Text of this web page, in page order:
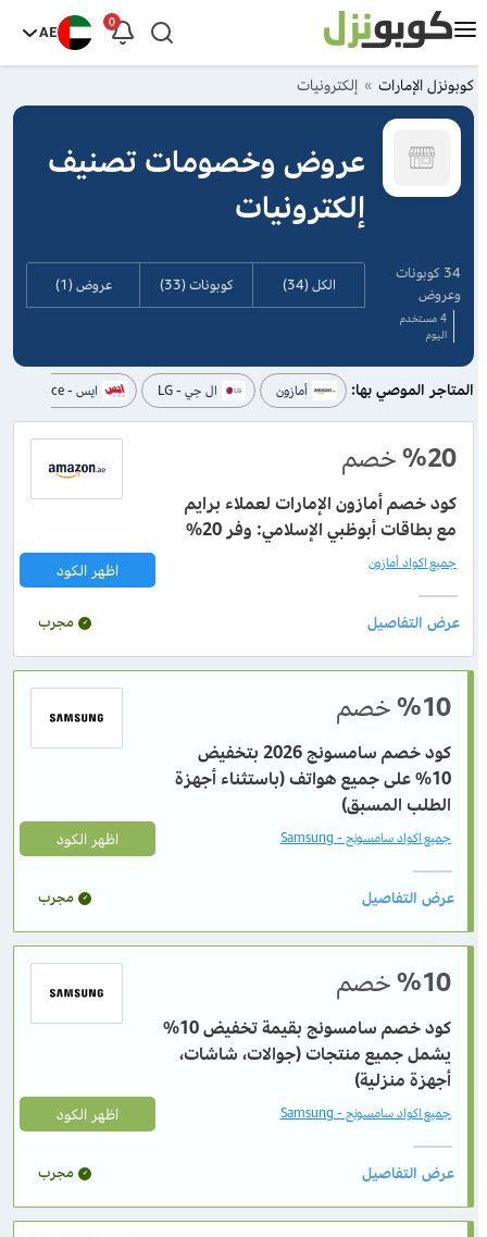
0
AE
كوبونزل الإمارات إلكترونيات
عروض وخصومات تصنيف
إلكترونيات
34 كوبونات
وعروض
4 مستخدم
اليوم
الكل (34) كوبونات (33) عروض (1)
المتاجر الموصي بها: أمازون ال جي - LG ايس - Ace
%20خصم
كود خصم أمازون الإمارات لعملاء برايم
مع بطاقات أبوظبي الإسلامي: وفر 20%
اظهر الكود جميع اكواد أمازون
مجرب
%10خصم
كود خصم سامسونج 2026 بتخفيض
10% على جميع هواتف (باستثناء أجهزة
الطلب المسبق)
اظهر الكود جميع اكواد سامسونج - Samsung
مجرب
%10خصم
كود خصم سامسونج بقيمة تخفيض 10%
يشمل جميع منتجات (جوالات، شاشات،
أجهزة منزلية)
اظهر الكود جميع اكواد سامسونج - Samsung
مجرب